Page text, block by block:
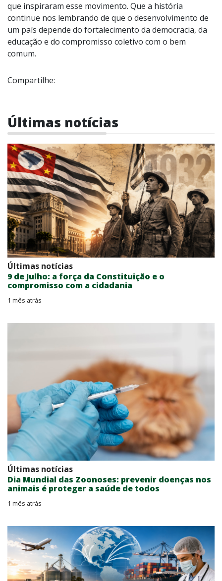
que inspiraram esse movimento. Que a história
continue nos lembrando de que o desenvolvimento de
um país depende do fortalecimento da democracia, da
educação e do compromisso coletivo com o bem
comum.
Compartilhe:
Últimas notícias
Últimas notícias
9 de Julho: a força da Constituição e o
compromisso com a cidadania
1 mês atrás
Últimas notícias
Dia Mundial das Zoonoses: prevenir doenças nos
animais é proteger a saúde de todos
1 mês atrás